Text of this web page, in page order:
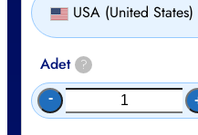
USA (United States)
Adet ?
-